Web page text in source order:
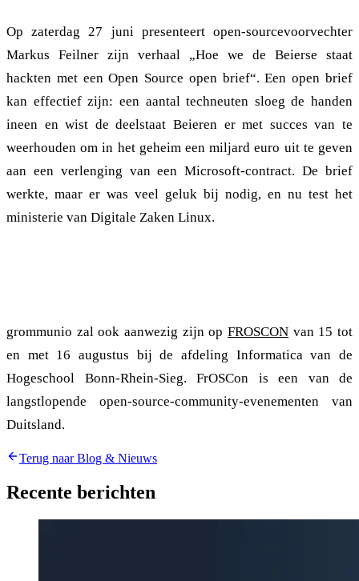
Op zaterdag 27 juni presenteert open-sourcevoorvechter
Markus Feilner zijn verhaal „Hoe we de Beierse staat
hackten met een Open Source open brief“. Een open brief
kan effectief zijn: een aantal techneuten sloeg de handen
ineen en wist de deelstaat Beieren er met succes van te
weerhouden om in het geheim een miljard euro uit te geven
aan een verlenging van een Microsoft-contract. De brief
werkte, maar er was veel geluk bij nodig, en nu test het
ministerie van Digitale Zaken Linux.
grommunio zal ook aanwezig zijn op FROSCON van 15 tot
en met 16 augustus bij de afdeling Informatica van de
Hogeschool Bonn-Rhein-Sieg. FrOSCon is een van de
langstlopende open-source-community-evenementen van
Duitsland.
Terug naar Blog & Nieuws
Recente berichten